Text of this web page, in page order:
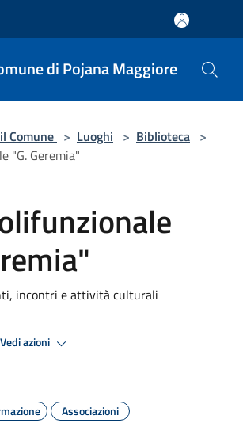
di Pojana Maggiore
Comune > Luoghi > Biblioteca >
"G. Geremia"
incontri e attività culturali
Vedi azioni
Associazioni